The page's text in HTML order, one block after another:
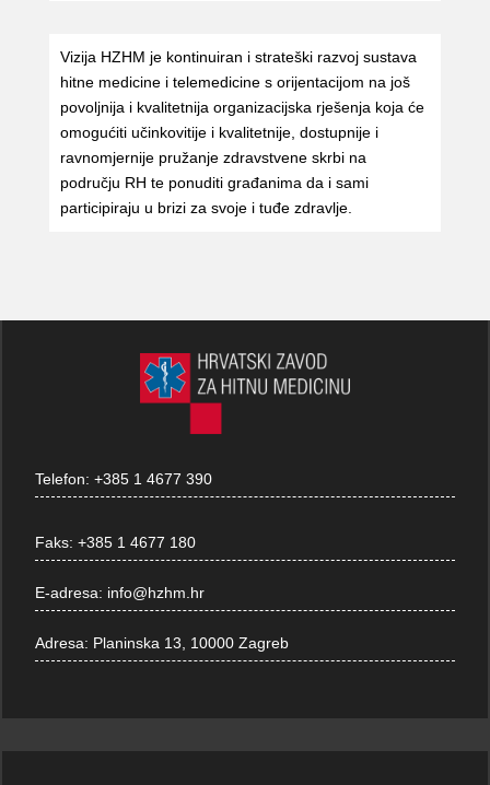
Vizija HZHM je kontinuiran i strateški razvoj sustava
hitne medicine i telemedicine s orijentacijom na još
povoljnija i kvalitetnija organizacijska rješenja koja će
omogućiti učinkovitije i kvalitetnije, dostupnije i
ravnomjernije pružanje zdravstvene skrbi na
području RH te ponuditi građanima da i sami
participiraju u brizi za svoje i tuđe zdravlje.
Telefon:+385 1 4677 390
Faks:+385 1 4677 180
E-adresa: info@hzhm.hr
Adresa: Planinska 13, 10000 Zagreb